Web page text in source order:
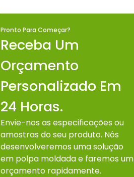
Pronto Para Começar?
Receba Um
Orçamento
Personalizado Em
24 Horas.
Envie-nos as especificações ou
amostras do seu produto. Nós
desenvolveremos uma solução
em polpa moldada e faremos um
orçamento rapidamente.